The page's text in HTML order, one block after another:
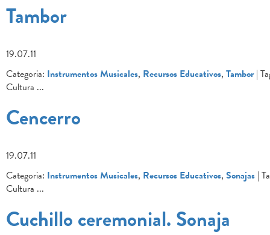
Tambor
19.07.11
Categoria: Instrumentos Musicales, Recursos Educativos, Tambor|
Cultura ...
Cencerro
19.07.11
Categoria: Instrumentos Musicales, Recursos Educativos, Sonajas |
Cultura ...
Cuchillo ceremonial. Sonaja